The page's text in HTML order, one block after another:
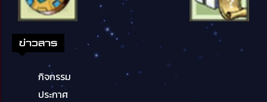
ข่าวสาร
กิจกรรม
ประกาศ